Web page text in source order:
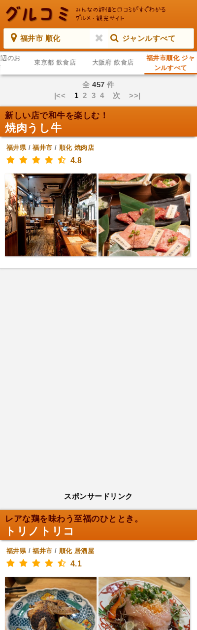
福井市 順化 ジャンルすべて
のお
東京都 飲食店 大阪府 飲食店
福井市順化 ジャ
ンルすべて
全457 件
|<< 12 3 4 次 >>|
新しい店で和牛を楽しむ！
焼肉うし牛
福井県/福井市 / 順化 焼肉店
4.8
スポンサードリンク
レアな鶏を味わう至福のひととき。
トリノトリコ
福井県/福井市 / 順化 居酒屋
4.1